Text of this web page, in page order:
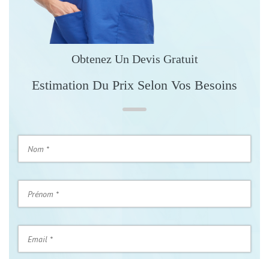
Obtenez Un Devis Gratuit
Estimation Du Prix Selon Vos Besoins